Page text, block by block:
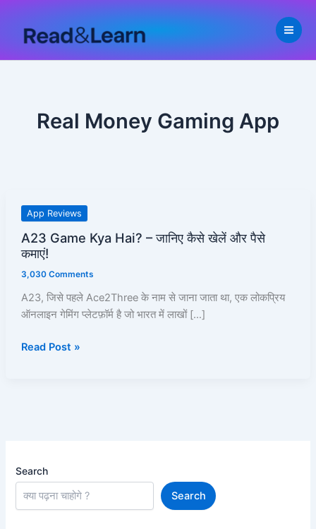
content
Real Money Gaming App
App Reviews
A23 Game Kya Hai? – जानिए कैसे खेलें और पैसे
कमाएं!
3,030 Comments
A23, जिसे पहले Ace2Three के नाम से जाना जाता था, एक लोकप्रिय
ऑनलाइन गेमिंग प्लेटफ़ॉर्म है जो भारत में लाखों […]
A23
Kya
–
जानिए
कैसे
और
Read Post »
Search
Search